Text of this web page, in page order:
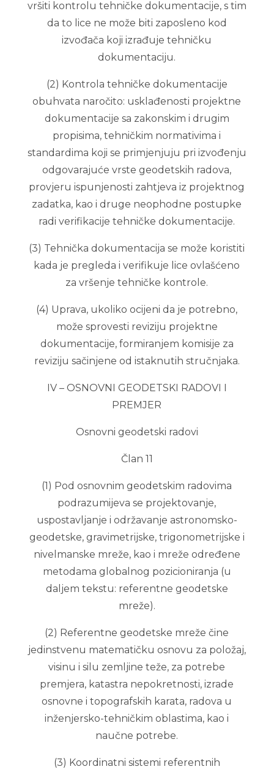
vršiti kontrolu tehničke dokumentacije, s tim
da to lice ne može biti zaposleno kod
izvođača koji izrađuje tehničku
dokumentaciju.
(2) Kontrola tehničke dokumentacije
obuhvata naročito: usklađenosti projektne
dokumentacije sa zakonskim i drugim
propisima, tehničkim normativima i
standardima koji se primjenjuju pri izvođenju
odgovarajuće vrste geodetskih radova,
provjeru ispunjenosti zahtjeva iz projektnog
zadatka, kao i druge neophodne postupke
radi verifikacije tehničke dokumentacije.
(3) Tehnička dokumentacija se može koristiti
kada je pregleda i verifikuje lice ovlašćeno
za vršenje tehničke kontrole.
(4) Uprava, ukoliko ocijeni da je potrebno,
može sprovesti reviziju projektne
dokumentacije, formiranjem komisije za
reviziju sačinjene od istaknutih stručnjaka.
IV – OSNOVNI GEODETSKI RADOVI I
PREMJER
Osnovni geodetski radovi
Član 11
(1) Pod osnovnim geodetskim radovima
podrazumijeva se projektovanje,
uspostavljanje i održavanje astronomsko-
geodetske, gravimetrijske, trigonometrijske i
nivelmanske mreže, kao i mreže određene
metodama globalnog pozicioniranja (u
daljem tekstu: referentne geodetske
mreže).
(2) Referentne geodetske mreže čine
jedinstvenu matematičku osnovu za položaj,
visinu i silu zemljine teže, za potrebe
premjera, katastra nepokretnosti, izrade
osnovne i topografskih karata, radova u
inženjersko-tehničkim oblastima, kao i
naučne potrebe.
(3) Koordinatni sistemi referentnih